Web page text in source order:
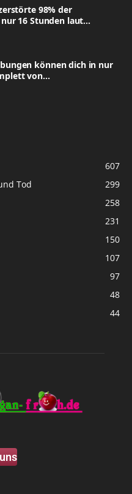
98% der
16 Stunden laut...
können dich in nur
von...
607
Tod
299
258
231
150
107
97
48
44